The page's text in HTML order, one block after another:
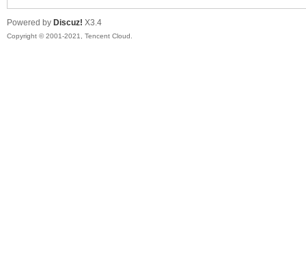
Powered by Discuz! X3.4
Copyright © 2001-2021, Tencent Cloud.